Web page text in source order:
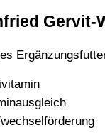
Gervit-